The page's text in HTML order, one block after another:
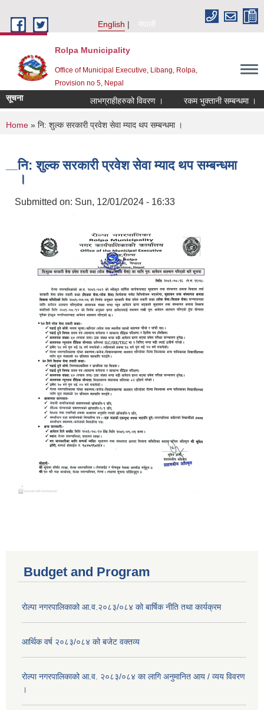
English
नेपाली
Rolpa Municipality
Office of Municipal Executive, Libang, Rolpa,
Provision no 5, Nepal
सूचना लाभग्राहीहरुको विवरण । रकम भुक्तानी सम्बन्धमा ।
You are here
Home » नि: शुल्क सरकारी प्रवेश सेवा म्याद थप सम्बन्धमा ।
नि: शुल्क सरकारी प्रवेश सेवा म्याद थप सम्बन्धमा
।
Submitted on: Sun, 12/01/2024 - 16:33
Budget and Program
रोल्पा नगरपालिकाको आ.व.२०८३/०८४ को बार्षिक नीति तथा कार्यक्रम
आर्थिक वर्ष २०८३/०८४ को बजेट वक्तव्य
रोल्पा नगरपालिकाको आ.व. २०८३/०८४ का लागि अनुमानित आय / व्यय विवरण
।